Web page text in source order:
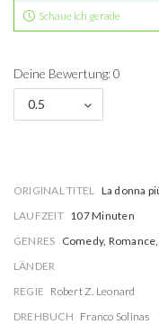
Schaue ich gerade
Deine Bewertung: 0
0.5
ORIGINAL TITEL La donna
LAUFZEIT 107 Minuten
GENRES Comedy,
LÄNDER
REGIE Robert Z. Leonard
DREHBUCH Franco Solinas